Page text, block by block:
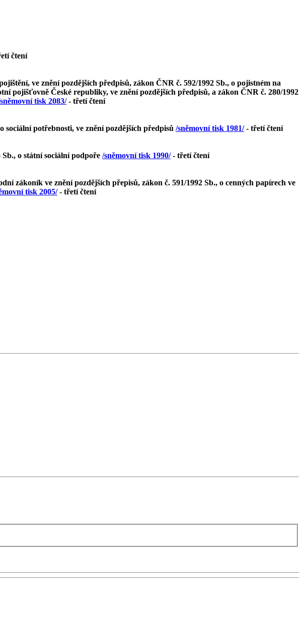
čtení
ve znění pozdějších předpisů, zákon ČNR č. 592/1992 Sb., o pojistném na
pojišťovně České republiky, ve znění pozdějších předpisů, a zákon ČNR č. 280/1992
tisk 2083/- třetí čtení
sociální potřebnosti, ve znění pozdějších předpisů /sněmovní tisk 1981/- třetí čtení
o státní sociální podpoře /sněmovní tisk 1990/- třetí čtení
zákoník ve znění pozdějších přepisů, zákon č. 591/1992 Sb., o cenných papírech ve
tisk 2005/- třetí čtení